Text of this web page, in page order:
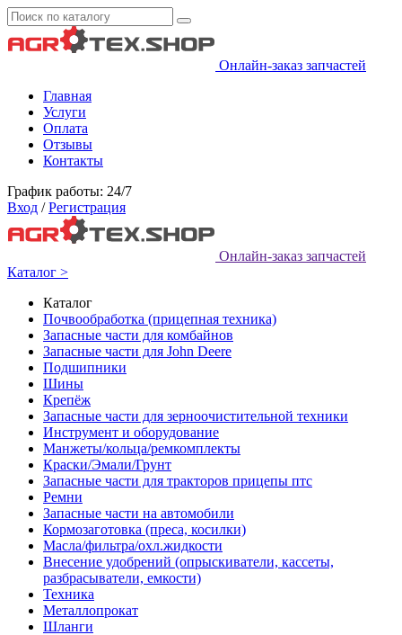
Онлайн-заказ запчастей
Главная
Услуги
Оплата
Отзывы
Контакты
График работы: 24/7
Вход / Регистрация
Онлайн-заказ запчастей
Каталог >
Каталог
Почвообработка (прицепная техника)
Запасные части для комбайнов
Запасные части для John Deere
Подшипники
Шины
Крепёж
Запасные части для зерноочистительной техники
Инструмент и оборудование
Манжеты/кольца/ремкомплекты
Краски/Эмали/Грунт
Запасные части для тракторов прицепы птс
Ремни
Запасные части на автомобили
Кормозаготовка (преса, косилки)
Масла/фильтра/охл.жидкости
Внесение удобрений (опрыскиватели, кассеты,
разбрасыватели, емкости)
Техника
Металлопрокат
Шланги